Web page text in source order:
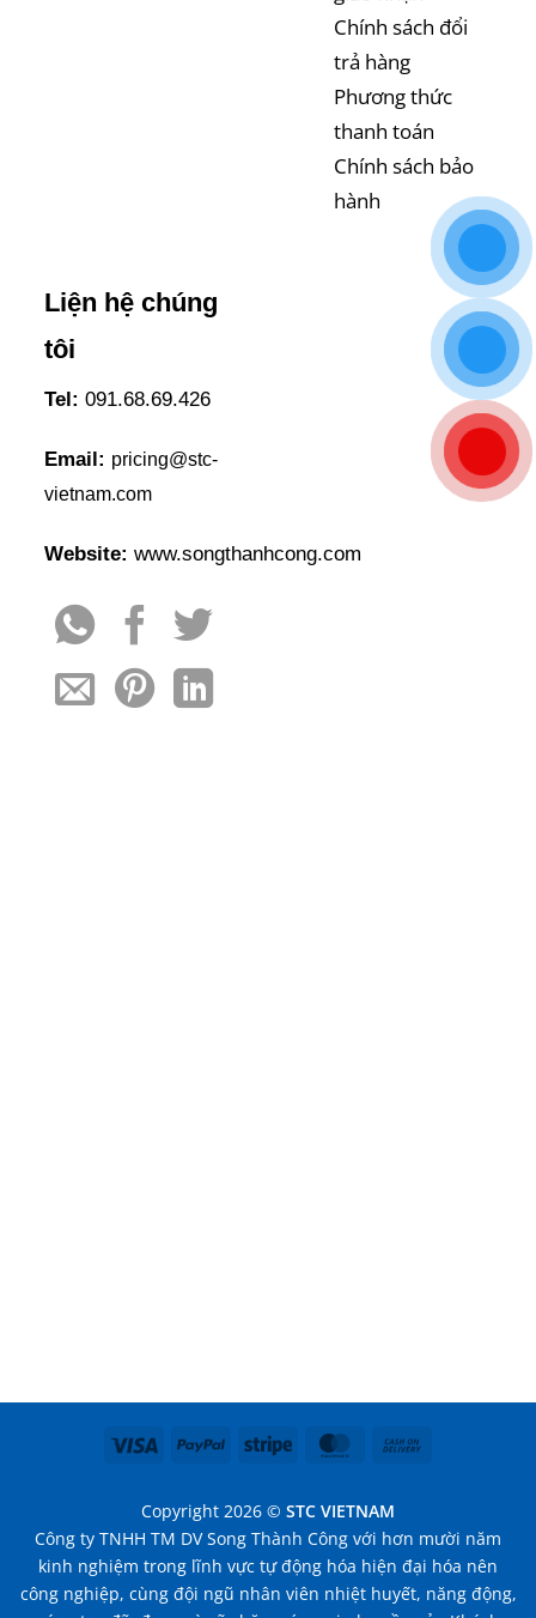
Chính sách đổi
trả hàng
Phương thức
thanh toán
Chính sách bảo
hành
Liện hệ chúng
tôi
Tel: 091.68.69.426
Email: pricing@stc-
vietnam.com
Website:www.songthanhcong.com
Visa PayPal Stripe MasterCard
Copyright 2026 © STC VIETNAM
Công ty TNHH TM DV Song Thành Công với hơn mười năm
kinh nghiệm trong lĩnh vực tự động hóa hiện đại hóa nên
công nghiệp, cùng đội ngũ nhân viên nhiệt huyết, năng động,